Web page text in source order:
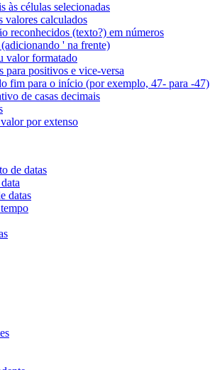
às células selecionadas
valores calculados
reconhecidos (texto?) em números
' na frente)
valor formatado
para positivos e vice-versa
fim para o início (por exemplo, 47- para -47)
de casas decimais
por extenso
de datas
datas